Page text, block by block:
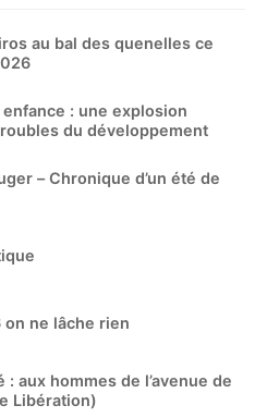
au bal des quenelles ce
: une explosion
du développement
– Chronique d’un été de
on ne lâche rien
aux hommes de l’avenue de
Libération)